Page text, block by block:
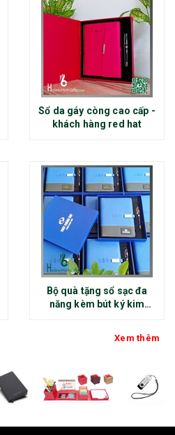
Sổ da gáy còng cao cấp -
khách hàng red hat
Bộ quà tặng sổ sạc đa
năng kèm bút ký kim
Xem thêm